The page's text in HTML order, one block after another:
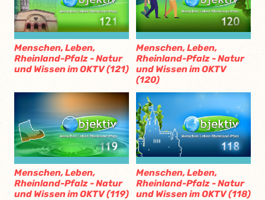
Menschen, Leben,
Rheinland-Pfalz - Natur
und Wissen im OKTV (121)
Menschen, Leben,
Rheinland-Pfalz - Natur
und Wissen im OKTV
(120)
Menschen, Leben,
Rheinland-Pfalz - Natur
und Wissen im OKTV (119)
Menschen, Leben,
Rheinland-Pfalz - Natur
und Wissen im OKTV (118)